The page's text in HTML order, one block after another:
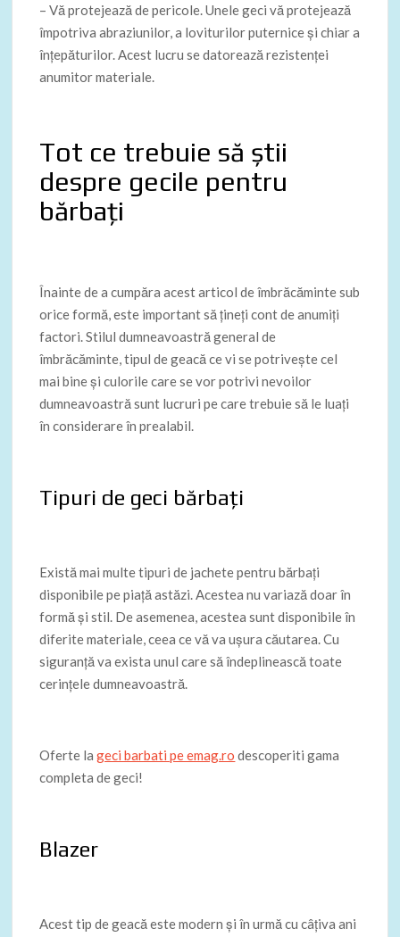
– Vă protejează de pericole. Unele geci vă protejează
împotriva abraziunilor, a loviturilor puternice și chiar a
înțepăturilor. Acest lucru se datorează rezistenței
anumitor materiale.
Tot ce trebuie să știi
despre gecile pentru
bărbați
Înainte de a cumpăra acest articol de îmbrăcăminte sub
orice formă, este important să țineți cont de anumiți
factori. Stilul dumneavoastră general de
îmbrăcăminte, tipul de geacă ce vi se potrivește cel
mai bine și culorile care se vor potrivi nevoilor
dumneavoastră sunt lucruri pe care trebuie să le luați
în considerare în prealabil.
Tipuri de geci bărbați
Există mai multe tipuri de jachete pentru bărbați
disponibile pe piață astăzi. Acestea nu variază doar în
formă și stil. De asemenea, acestea sunt disponibile în
diferite materiale, ceea ce vă va ușura căutarea. Cu
siguranță va exista unul care să îndeplinească toate
cerințele dumneavoastră.
Oferte lageci barbati pe emag.ro descoperiti gama
completa de geci!
Blazer
Acest tip de geacă este modern și în urmă cu câțiva ani